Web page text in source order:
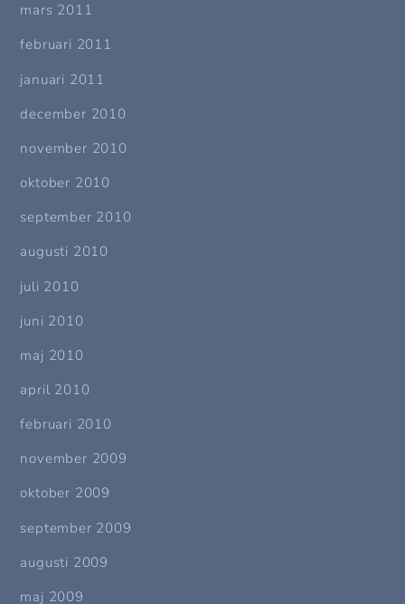
mars 2011
februari 2011
januari 2011
december 2010
november 2010
oktober 2010
september 2010
augusti 2010
juli 2010
juni 2010
maj 2010
april 2010
februari 2010
november 2009
oktober 2009
september 2009
augusti 2009
maj 2009